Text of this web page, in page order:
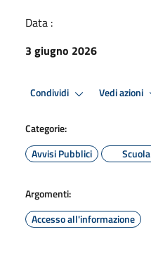
Data :
3 giugno 2026
Condividi Vedi azioni
Categorie:
Avvisi Pubblici
Scuola
Argomenti:
Accesso all'informazione